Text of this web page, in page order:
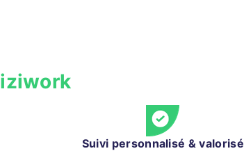
iziwork
Suivi personnalisé & valorisé